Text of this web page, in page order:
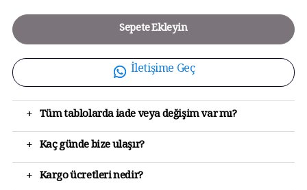
Sepete Ekleyin
İletişime Geç
+ Tüm tablolarda iade veya değişim var mı?
+ Kaç günde bize ulaşır?
+ Kargo ücretleri nedir?